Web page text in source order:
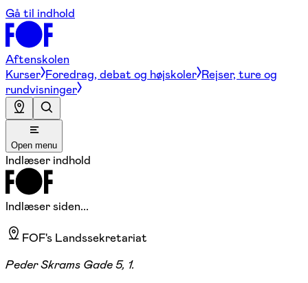
Gå til indhold
Aftenskolen
Kurser Foredrag, debat og højskoler Rejser, ture og
rundvisninger
Open menu
Indlæser indhold
Indlæser siden...
FOF's Landssekretariat
Peder Skrams Gade 5, 1.